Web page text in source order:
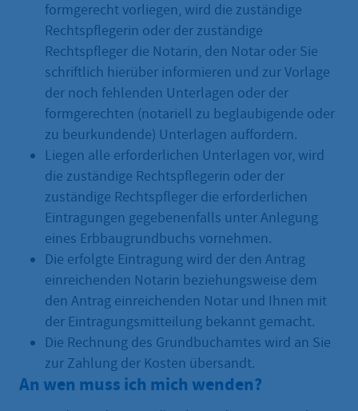
formgerecht vorliegen, wird die zuständige
Rechtspflegerin oder der zuständige
Rechtspfleger die Notarin, den Notar oder Sie
schriftlich hierüber informieren und zur Vorlage
der noch fehlenden Unterlagen oder der
formgerechten (notariell zu beglaubigende oder
zu beurkundende) Unterlagen auffordern.
Liegen alle erforderlichen Unterlagen vor, wird
die zuständige Rechtspflegerin oder der
zuständige Rechtspfleger die erforderlichen
Eintragungen gegebenenfalls unter Anlegung
eines Erbbaugrundbuchs vornehmen.
Die erfolgte Eintragung wird der den Antrag
einreichenden Notarin beziehungsweise dem
den Antrag einreichenden Notar und Ihnen mit
der Eintragungsmitteilung bekannt gemacht.
Die Rechnung des Grundbuchamtes wird an Sie
zur Zahlung der Kosten übersandt.
An wen muss ich mich wenden?